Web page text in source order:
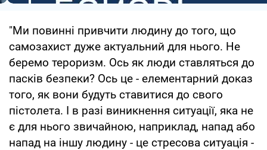
"Ми повинні привчити людину до того, що
самозахист дуже актуальний для нього. Не
беремо тероризм. Ось як люди ставляться до
пасків безпеки? Ось це - елементарний доказ
того, як вони будуть ставитися до свого
пістолета. І в разі виникнення ситуації, яка не
є для нього звичайною, наприклад, напад або
напад на іншу людину - це стресова ситуація -